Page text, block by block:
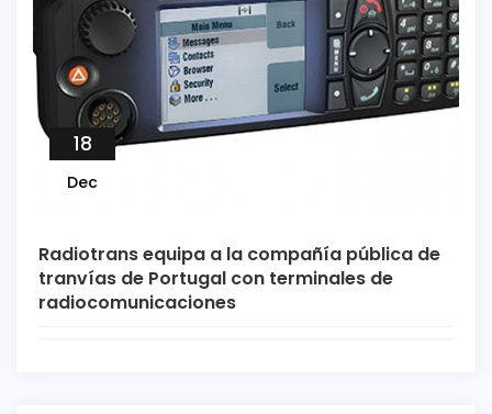
18
Dec
Radiotrans equipa a la compañía pública de
tranvías de Portugal con terminales de
radiocomunicaciones